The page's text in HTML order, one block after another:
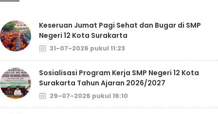
Keseruan Jumat Pagi Sehat dan Bugar di SMP
Negeri 12 Kota Surakarta
31-07-2026 pukul 11:23
Sosialisasi Program Kerja SMP Negeri 12 Kota
Surakarta Tahun Ajaran 2026/2027
29-07-2026 pukul 16:10